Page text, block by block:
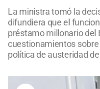
La ministra tomó la
difundiera que el
préstamo millonario del
cuestionamientos
política de austeridad